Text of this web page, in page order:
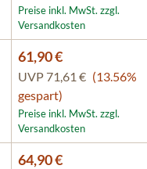
Preise inkl. MwSt. zzgl.
Versandkosten
61,90 €
UVP 71,61 € (13.56%
gespart)
Preise inkl. MwSt. zzgl.
Versandkosten
64,90 €